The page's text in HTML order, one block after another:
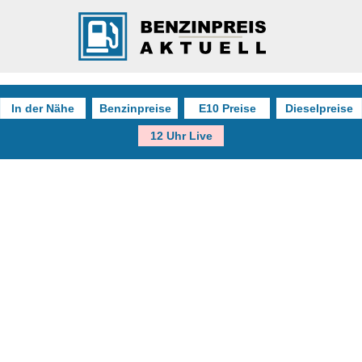
In der Nähe Benzinpreise E10 Preise Dieselpreise
12 Uhr Live